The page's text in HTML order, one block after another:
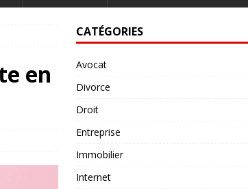
en
CATÉGORIES
Avocat
Divorce
Droit
Entreprise
Immobilier
Internet